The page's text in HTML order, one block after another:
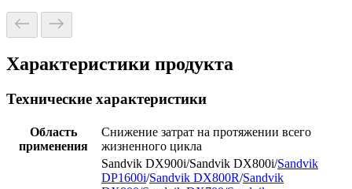
Характеристики продукта
Технические характеристики
Область
применения
Снижение затрат на протяжении всего
жизненного цикла
Sandvik DX900i/Sandvik DX800i/Sandvik
DP1600i/Sandvik DX800R/Sandvik